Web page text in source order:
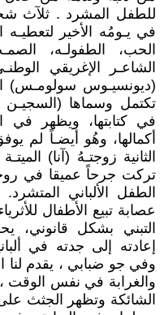
للطفل المشرد . ثلآث
في يـومُه الأخير لتعطيـه
الحب، الطفولـه،
الشاعـر الإغريقي
(ديونسيـوس سولومـس)
تكتمل وسماها (السجيـن
في كتابتها، ويظهر في
أكمالها، وهُو أيضـاً لم
الثانية زوجتـهُ (آنا)
تركت جرحاً عميقا في
الطفل الألباني
عصابة تبيع الأطفال
التبني بشكل قانوني،
إعادته إلى جدته في
وفي جو ضبابي ، يقدم
والغرابة في نفس الوقت
الشائكة وتظهر الجثث على